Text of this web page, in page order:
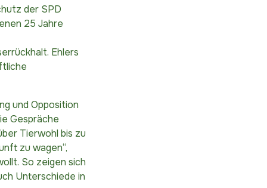
der SPD
25 Jahre
Ehlers
und Opposition
Gespräche
Tierwohl bis zu
zu wagen“,
So zeigen sich
Unterschiede in